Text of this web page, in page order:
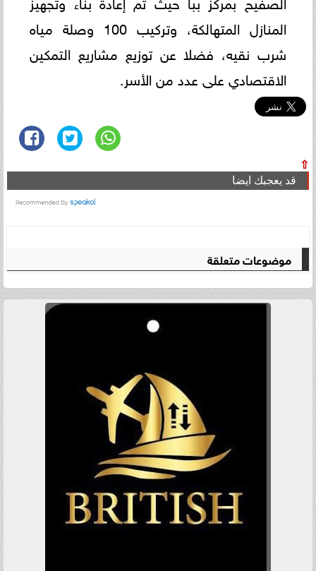
المنازل المتهالكة، وتركيب 100 وصلة مياه
شرب نقيه، فضلا عن توزيع مشاريع التمكين
الاقتصادي على عدد من الأسر.
⇧
قد يعجبك ايضا
موضوعات متعلقة